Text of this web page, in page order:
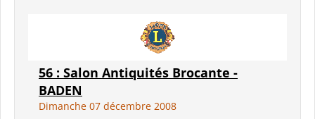
56 : Salon Antiquités Brocante -
BADEN
Dimanche 07 décembre 2008